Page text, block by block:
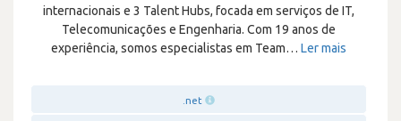
internacionais e 3 Talent Hubs, focada em serviços de IT,
Telecomunicações e Engenharia. Com 19 anos de
experiência, somos especialistas em Team… Ler mais
.net